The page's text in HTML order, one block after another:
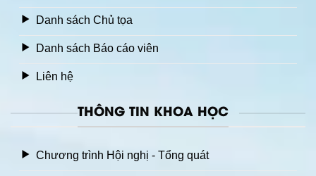
Danh sách Chủ tọa
Danh sách Báo cáo viên
Liên hệ
THÔNG TIN KHOA HỌC
Chương trình Hội nghị - Tổng quát